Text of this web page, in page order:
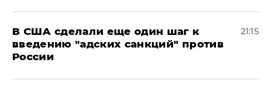
В США сделали еще один шаг к
введению "адских санкций" против
России
21:15